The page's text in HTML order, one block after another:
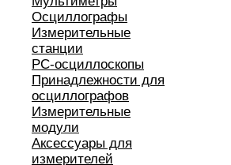
Осциллографы
Измерительные
станции
РС-осциллоскопы
Принадлежности для
осциллографов
Измерительные
модули
Аксессуары для
измерителей